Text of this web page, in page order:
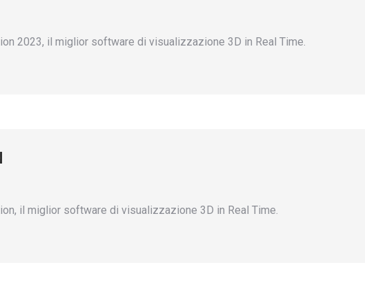
2023, il miglior software di visualizzazione 3D in Real Time.
il miglior software di visualizzazione 3D in Real Time.